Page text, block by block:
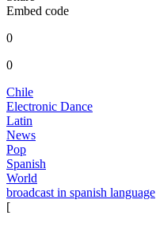
Embed code
0
0
Chile
Electronic Dance
Latin
News
Pop
Spanish
World
broadcast in spanish language
[